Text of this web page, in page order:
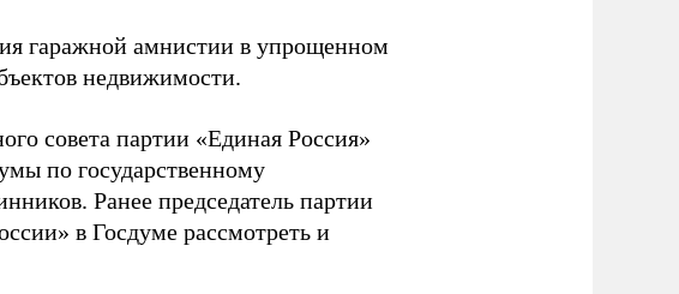
гаражной амнистии в упрощенном
недвижимости.
совета партии «Единая Россия»
по государственному
Ранее председатель партии
в Госдуме рассмотреть и